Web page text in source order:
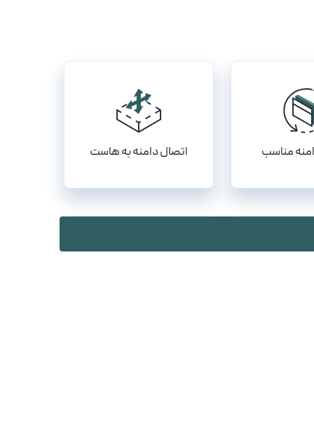
مناسب اتصال دامنه به هاست